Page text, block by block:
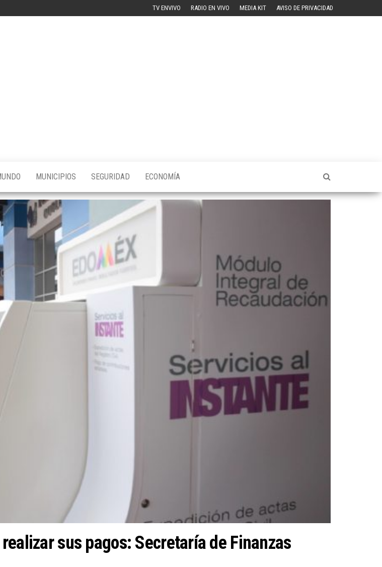
TV ENVIVO RADIO EN VIVO MEDIA KIT AVISO DE PRIVACIDAD
MUNICIPIOS SEGURIDAD ECONOMÍA
sus pagos: Secretaría de Finanzas